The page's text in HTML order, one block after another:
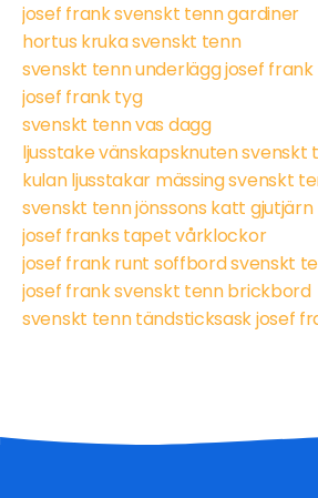
josef frank svenskt tenn gardiner
hortus kruka svenskt tenn
svenskt tenn underlägg josef frank
josef frank tyg
svenskt tenn vas dagg
ljusstake vänskapsknuten svenskt
kulan ljusstakar mässing svenskt
svenskt tenn jönssons katt gjutjärn
josef franks tapet vårklockor
josef frank runt soffbord svenskt
josef frank svenskt tenn brickbord
svenskt tenn tändsticksask josef